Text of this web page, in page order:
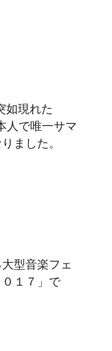
如現れた
人で唯一サマ
ました。
型音楽フェ
１７」で